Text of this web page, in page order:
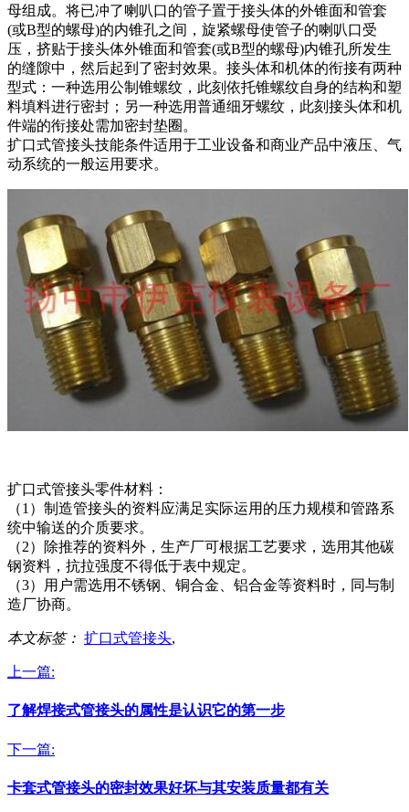
母组成。将已冲了喇叭口的管子置于接头体的外锥面和管套
(或B型的螺母)的内锥孔之间，旋紧螺母使管子的喇叭口受
压，挤贴于接头体外锥面和管套(或B型的螺母)内锥孔所发生
的缝隙中，然后起到了密封效果。接头体和机体的衔接有两种
型式：一种选用公制锥螺纹，此刻依托锥螺纹自身的结构和塑
料填料进行密封；另一种选用普通细牙螺纹，此刻接头体和机
件端的衔接处需加密封垫圈。
扩口式管接头技能条件适用于工业设备和商业产品中液压、气
动系统的一般运用要求。
扩口式管接头零件材料：
（1）制造管接头的资料应满足实际运用的压力规模和管路系
统中输送的介质要求。
（2）除推荐的资料外，生产厂可根据工艺要求，选用其他碳
钢资料，抗拉强度不得低于表中规定。
（3）用户需选用不锈钢、铜合金、铝合金等资料时，同与制
造厂协商。
本文标签： 扩口式管接头,
上一篇:
了解焊接式管接头的属性是认识它的第一步
下一篇:
卡套式管接头的密封效果好坏与其安装质量都有关